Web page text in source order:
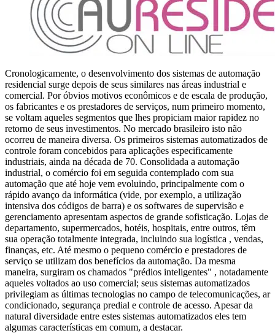
Cronologicamente, o desenvolvimento dos sistemas de automação
residencial surge depois de seus similares nas áreas industrial e
comercial. Por óbvios motivos econômicos e de escala de produção,
os fabricantes e os prestadores de serviços, num primeiro momento,
se voltam aqueles segmentos que lhes propiciam maior rapidez no
retorno de seus investimentos. No mercado brasileiro isto não
ocorreu de maneira diversa. Os primeiros sistemas automatizados de
controle foram concebidos para aplicações especificamente
industriais, ainda na década de 70. Consolidada a automação
industrial, o comércio foi em seguida contemplado com sua
automação que até hoje vem evoluindo, principalmente com o
rápido avanço da informática (vide, por exemplo, a utilização
intensiva dos códigos de barra) e os softwares de supervisão e
gerenciamento apresentam aspectos de grande sofisticação. Lojas de
departamento, supermercados, hotéis, hospitais, entre outros, têm
sua operação totalmente integrada, incluindo sua logística , vendas,
finanças, etc. Até mesmo o pequeno comércio e prestadores de
serviço se utilizam dos benefícios da automação. Da mesma
maneira, surgiram os chamados "prédios inteligentes" , notadamente
aqueles voltados ao uso comercial; seus sistemas automatizados
privilegiam as últimas tecnologias no campo de telecomunicações, ar
condicionado, segurança predial e controle de acesso. Apesar da
natural diversidade entre estes sistemas automatizados eles tem
algumas características em comum, a destacar.